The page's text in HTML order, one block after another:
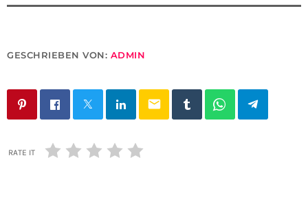
GESCHRIEBEN VON: ADMIN
email
RATE IT